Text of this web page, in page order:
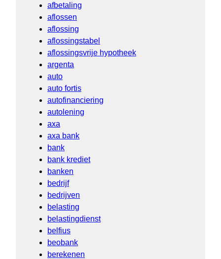
afbetaling
aflossen
aflossing
aflossingstabel
aflossingsvrije hypotheek
argenta
auto
auto fortis
autofinanciering
autolening
axa
axa bank
bank
bank krediet
banken
bedrijf
bedrijven
belasting
belastingdienst
belfius
beobank
berekenen